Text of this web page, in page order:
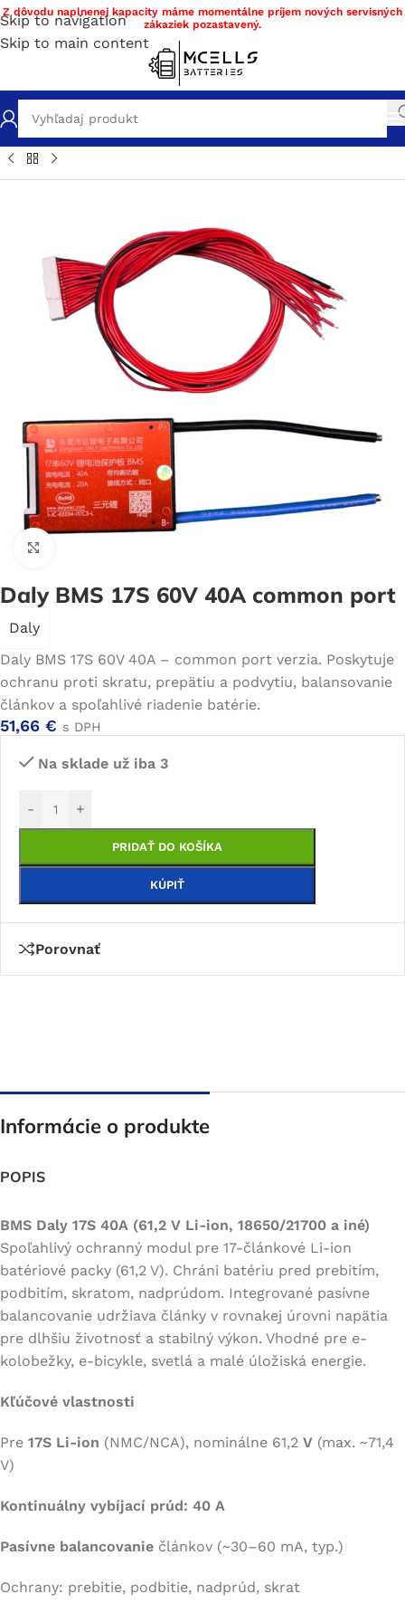
Skip to navigation
Skip to main content
Z dôvodu naplnenej kapacity máme momentálne príjem nových servisných
zákaziek pozastavený.
/Stavba a servis batérie DIY materiál/BMS/BMS Li-ion
Daly BMS 17S 60V 40A common port
Daly
Daly BMS 17S 60V 40A – common port verzia. Poskytuje
ochranu proti skratu, prepätiu a podvytiu, balansovanie
článkov a spoľahlivé riadenie batérie.
51,66 € s DPH
Na sklade už iba 3
- +
PRIDAŤ DO KOŠÍKA
KÚPIŤ
Porovnať
Informácie o produkte
POPIS
BMS Daly 17S 40A (61,2 V Li-ion, 18650/21700 a iné)
Spoľahlivý ochranný modul pre 17-článkové Li-ion
batériové packy (61,2 V). Chráni batériu pred prebitím,
podbitím, skratom, nadprúdom. Integrované pasívne
balancovanie udržiava články v rovnakej úrovni napätia
pre dlhšiu životnosť a stabilný výkon. Vhodné pre e-
kolobežky, e-bicykle, svetlá a malé úložiská energie.
Kľúčové vlastnosti
Pre 17S Li-ion (NMC/NCA), nominálne 61,2 V (max. ~71,4
V)
Kontinuálny vybíjací prúd: 40 A
Pasívne balancovanie článkov (~30–60 mA, typ.)
Ochrany: prebitie, podbitie, nadprúd, skrat